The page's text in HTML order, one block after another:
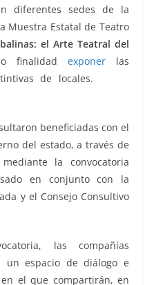
diferentes sedes de la
Muestra Estatal de Teatro
el Arte Teatral del
finalidad exponer las
de locales.
beneficiadas con el
del estado, a través de
la convocatoria
en conjunto con la
y el Consejo Consultivo
las compañías
un espacio de diálogo e
el que compartirán, en